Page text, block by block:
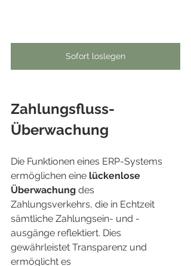
Sofort loslegen
Zahlungsfluss-
Überwachung
Die Funktionen eines ERP-Systems
ermöglichen eine lückenlose
Überwachung des
Zahlungsverkehrs, die in Echtzeit
sämtliche Zahlungsein- und -
ausgänge reflektiert. Dies
gewährleistet Transparenz und
ermöglicht es